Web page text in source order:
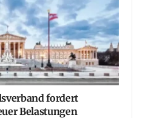
fordert
Belastungen